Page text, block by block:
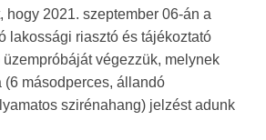
hogy 2021. szeptember 06-án a
lakossági riasztó és tájékoztató
végezzük, melynek
(6 másodperces, állandó
szirénahang) jelzést adunk